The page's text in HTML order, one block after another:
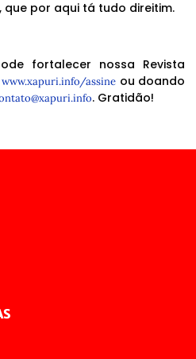
por aqui tá tudo direitim.
fortalecer nossa Revista
www.xapuri.info/assine ou doando
. Gratidão!